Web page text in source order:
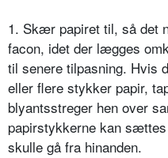
1. Skær papiret til, så det
facon, idet der lægges
til senere tilpasning. Hvis
eller flere stykker papir,
blyantsstreger hen over
papirstykkerne kan
skulle gå fra hinanden.